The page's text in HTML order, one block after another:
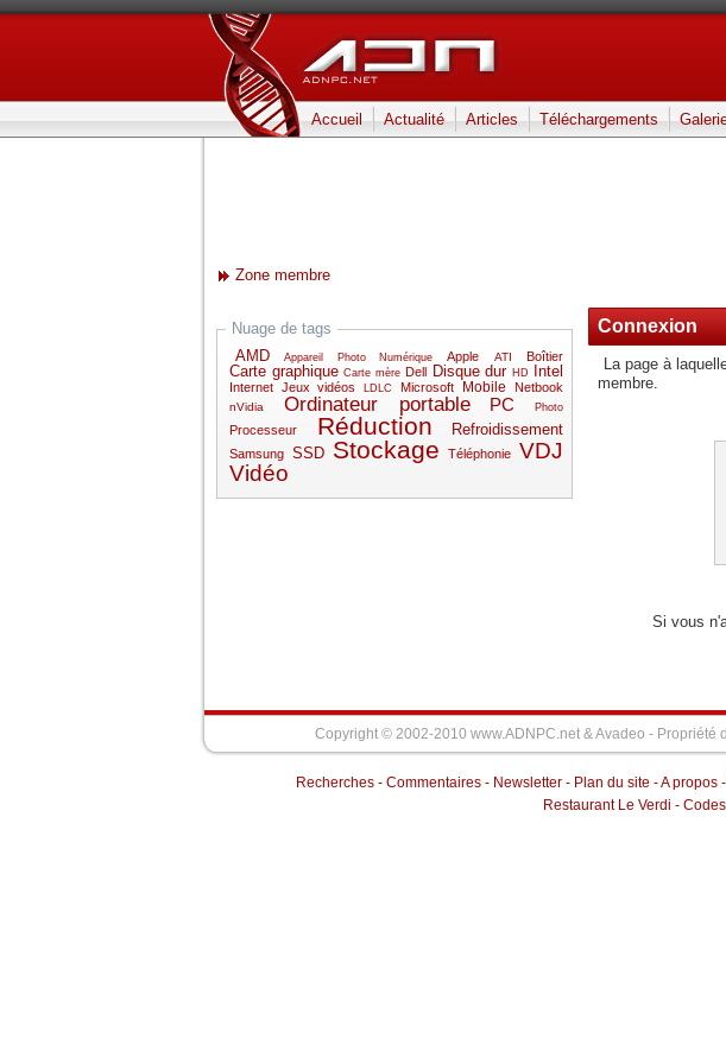
Accueil Actualité Articles Téléchargements
Zone membre
Connexion
La page à
membre.
Si vous
Nuage de tags
AMD Appareil Photo Numérique Apple ATI Boîtier
Carte graphique Carte mère Dell Disque dur HD Intel
Internet Jeux vidéos LDLC Microsoft Mobile Netbook
nVidia Ordinateur portable PC Photo
Processeur Réduction Refroidissement
Samsung SSD Stockage Téléphonie VDJ
Vidéo
Copyright © 2002-2010 www.ADNPC.net &Avadeo - Propriété
Recherches- Commentaires- Newsletter- Plan du site -A propos-
Restaurant Le Verdi -